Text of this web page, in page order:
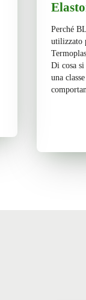
Perché
utilizzato
Di cosa
una